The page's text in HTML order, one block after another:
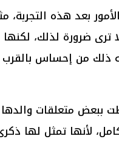
بعد هذه التجربة،
ضرورة لذلك،
ذلك من إحساس بالقرب
ببعض متعلقات
لأنها تمثل لها